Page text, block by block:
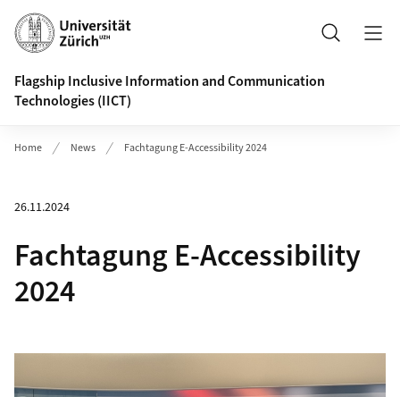
Header
Suche
Flagship Inclusive Information and Communication
Technologies (IICT)
Home News Fachtagung E-Accessibility 2024
26.11.2024
Fachtagung E-Accessibility
2024